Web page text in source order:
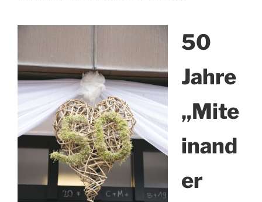
50
Jahre
„Mite
inand
er